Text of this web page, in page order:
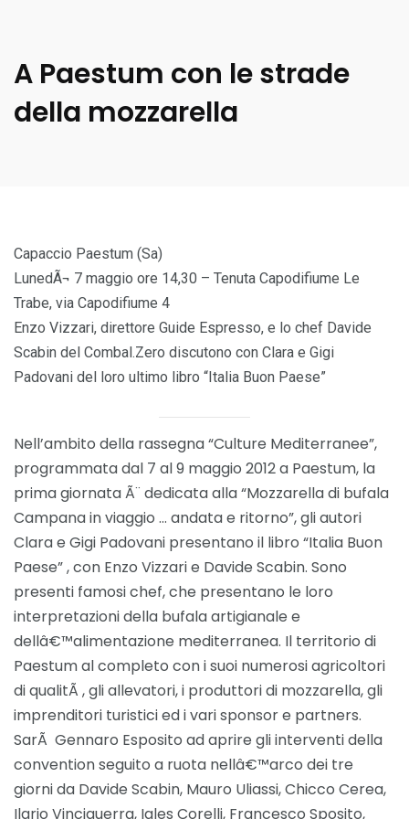
A Paestum con le strade
della mozzarella
Capaccio Paestum (Sa)
LunedÃ¬ 7 maggio ore 14,30 – Tenuta Capodifiume Le
Trabe, via Capodifiume 4
Enzo Vizzari, direttore Guide Espresso, e lo chef Davide
Scabin del Combal.Zero discutono con Clara e Gigi
Padovani del loro ultimo libro “Italia Buon Paese”
Nell’ambito della rassegna “Culture Mediterranee”,
programmata dal 7 al 9 maggio 2012 a Paestum, la
prima giornata Ã¨ dedicata alla “Mozzarella di bufala
Campana in viaggio … andata e ritorno”, gli autori
Clara e Gigi Padovani presentano il libro “Italia Buon
Paese” , con Enzo Vizzari e Davide Scabin. Sono
presenti famosi chef, che presentano le loro
interpretazioni della bufala artigianale e
dellâ€™alimentazione mediterranea. Il territorio di
Paestum al completo con i suoi numerosi agricoltori
di qualitÃ , gli allevatori, i produttori di mozzarella, gli
imprenditori turistici ed i vari sponsor e partners.
SarÃ Gennaro Esposito ad aprire gli interventi della
convention seguito a ruota nellâ€™arco dei tre
giorni da Davide Scabin, Mauro Uliassi, Chicco Cerea,
Ilario Vinciguerra, Igles Corelli, Francesco Sposito,